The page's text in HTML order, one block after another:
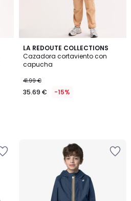
LA REDOUTE COLLECTIONS
Cazadora cortaviento con
capucha
41.99 €
35.69 € -15%